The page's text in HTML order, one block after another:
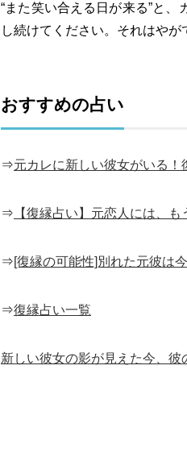
“また笑い合える日が来る”と
し続けてください。それはやが
おすすめの占い
⇒元カレに新しい彼女がいる！
⇒ 【復縁占い】元恋人には、
⇒[復縁の可能性]別れた元彼は
⇒復縁占い一覧
新しい彼女の影が見えた今、彼